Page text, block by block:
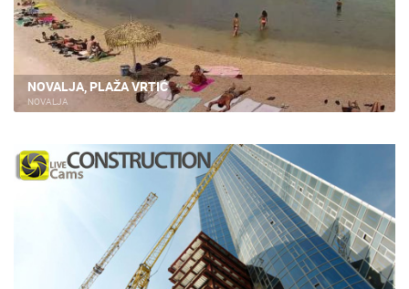
NOVALJA, PLAŽA VRTIĆ
NOVALJA